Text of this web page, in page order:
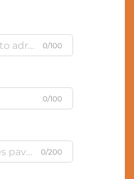
0/100
0/100
0/200